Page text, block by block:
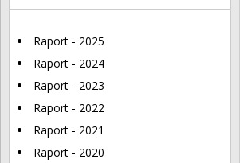
Raport - 2025
Raport - 2024
Raport - 2023
Raport - 2022
Raport - 2021
Raport - 2020